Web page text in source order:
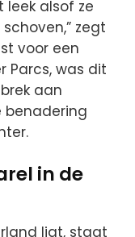
leek alsof ze
zegt
voor een
Parcs, was dit
aan
benadering
in de
ligt, staat